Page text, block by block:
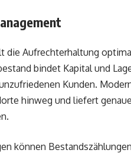
die Aufrechterhaltung
bindet Kapital und
Kunden.
hinweg und liefert
können